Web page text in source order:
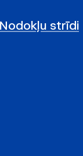
Nodokļu strīdi